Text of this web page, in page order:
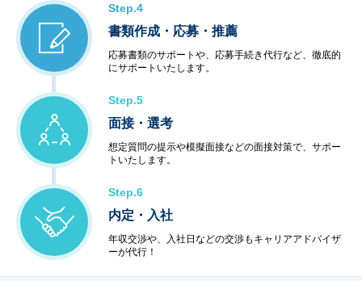
Step.4
書類作成・応募・推薦
応募書類のサポートや、応募手続き代行など、徹底的
にサポートいたします。
Step.5
面接・選考
想定質問の提示や模擬面接などの面接対策で、サポー
トいたします。
Step.6
内定・入社
年収交渉や、入社日などの交渉もキャリアアドバイザ
ーが代行！